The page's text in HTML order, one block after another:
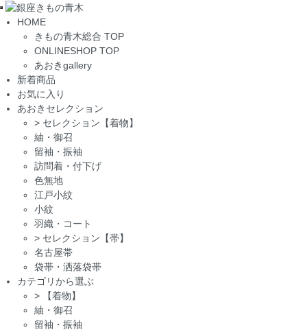
Toggle
navigation
HOME
きもの青木総合 TOP
ONLINESHOP TOP
あおきgallery
新着商品
お気に入り
あおきセレクション
> セレクション【着物】
紬・御召
留袖・振袖
訪問着・付下げ
色無地
江戸小紋
小紋
羽織・コート
> セレクション【帯】
名古屋帯
袋帯・洒落袋帯
カテゴリから選ぶ
>
【着物】
紬・御召
留袖・振袖